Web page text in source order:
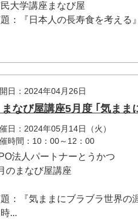
大学講座まなび屋
：『日本人の長寿食を考える
日：2024年04月26日
なび屋講座5月度 ｢気まま
日：2024年05月14日（火）
時間：10：00～12：00
法人パートナーとうかつ
のまなび屋講座
：『気ままにブラブラ世界の
...